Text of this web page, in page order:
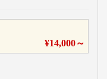
¥14,000～